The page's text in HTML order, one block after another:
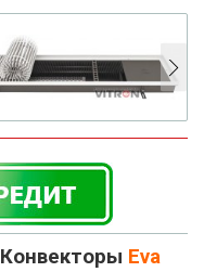
Конвекторы Eva